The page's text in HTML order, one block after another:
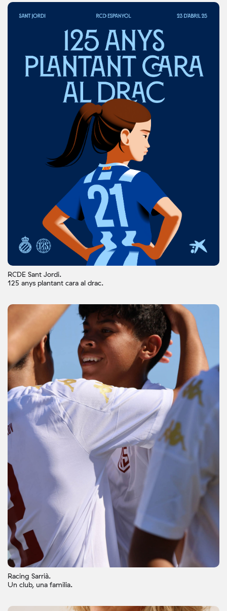
RCDE Sant Jordi.
125 anys plantant cara al drac.
Racing Sarrià.
Un club, una familia.